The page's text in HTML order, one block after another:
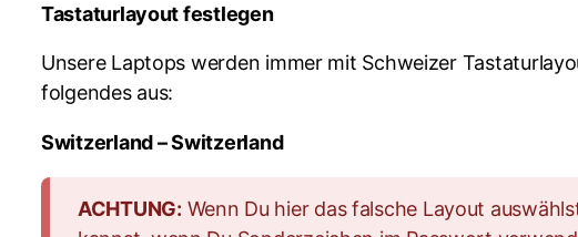
Tastaturlayout festlegen
Unsere Laptops werden immer mit Schweizer
folgendes aus:
Switzerland – Switzerland
ACHTUNG: Wenn Du hier das falsche Layout